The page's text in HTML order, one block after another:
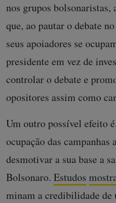
nos grupos
que, ao pautar o debate
seus apoiadores se
presidente em vez de
controlar o debate e
opositores assim como
Um outro possível efeito
ocupação das
desmotivar a sua base a
Bolsonaro. Estudos
minam a credibilidade de